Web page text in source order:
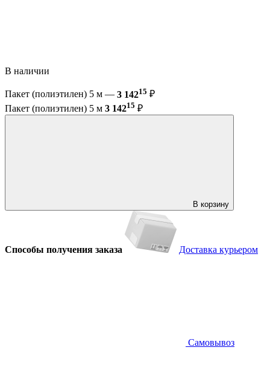
В наличии
Пакет (полиэтилен) 5 м — 3 14215 ₽
Пакет (полиэтилен) 5 м 3 14215 ₽
В корзину
Способы получения заказа Доставка курьером
Самовывоз